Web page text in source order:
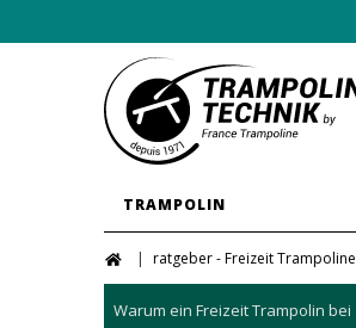
TRAMPOLIN
ratgeber - Freizeit Trampoline
Warum ein Freizeit Trampolin bei